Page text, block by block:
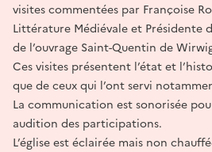
visites commentées par Françoise
Littérature Médiévale et Présidente
de l’ouvrage Saint-Quentin de
Ces visites présentent l’état et
que de ceux qui l’ont servi
La communication est sonorisée
audition des participations.
L’église est éclairée mais non